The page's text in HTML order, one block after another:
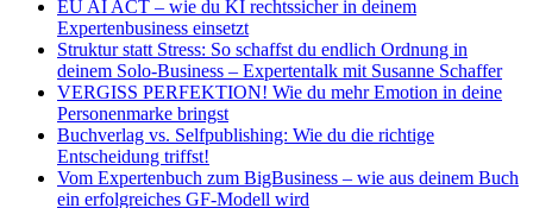
EU AI ACT – wie du KI rechtssicher in deinem
Expertenbusiness einsetzt
Struktur statt Stress: So schaffst du endlich Ordnung in
deinem Solo-Business – Expertentalk mit Susanne Schaffer
VERGISS PERFEKTION! Wie du mehr Emotion in deine
Personenmarke bringst
Buchverlag vs. Selfpublishing: Wie du die richtige
Entscheidung triffst!
Vom Expertenbuch zum BigBusiness – wie aus deinem Buch
ein erfolgreiches GF-Modell wird